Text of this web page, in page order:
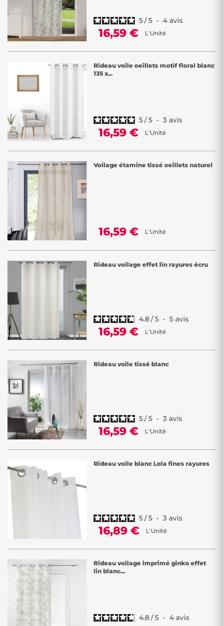
5/5 - 4 avis
16,59 € L'Unité
Rideau voile oeillets motif floral blanc
135 x...
5/5 - 3 avis
16,59 € L'Unité
Voilage étamine tissé oeillets naturel
16,59 € L'Unité
Rideau voilage effet lin rayures écru
4.8/5 - 5 avis
16,59 € L'Unité
Rideau voile tissé blanc
5/5 - 3 avis
16,59 € L'Unité
Rideau voile blanc Lola fines rayures
5/5 - 3 avis
16,89 € L'Unité
Rideau voilage imprimé ginko effet
lin blanc...
4.8/5 - 4 avis